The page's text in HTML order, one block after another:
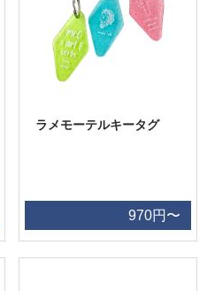
ラメモーテルキータグ
970円〜